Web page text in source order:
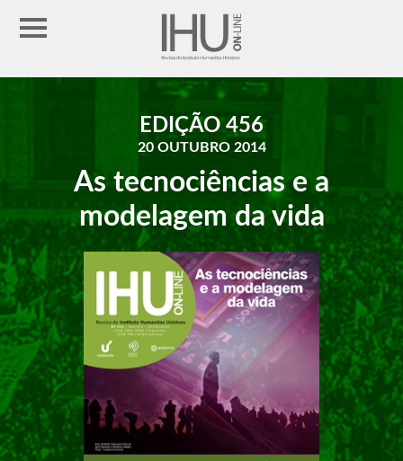
EDIÇÃO 456
20 OUTUBRO 2014
As tecnociências e a
modelagem da vida